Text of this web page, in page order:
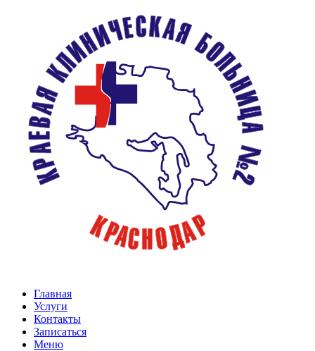
Главная
Услуги
Контакты
Записаться
Меню